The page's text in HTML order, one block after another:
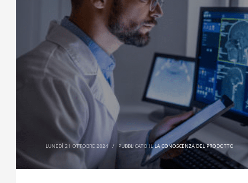
LUNEDÌ 21 OTTOBRE 2024 / PUBBLICATO ILLA CONOSCENZA DEL PRODOTTO